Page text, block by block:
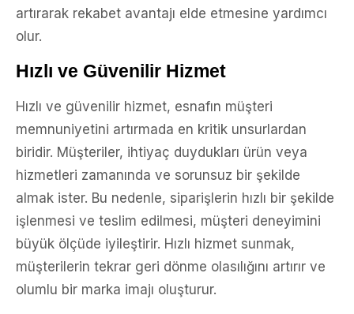
artırarak rekabet avantajı elde etmesine yardımcı
olur.
Hızlı ve Güvenilir Hizmet
Hızlı ve güvenilir hizmet, esnafın müşteri
memnuniyetini artırmada en kritik unsurlardan
biridir. Müşteriler, ihtiyaç duydukları ürün veya
hizmetleri zamanında ve sorunsuz bir şekilde
almak ister. Bu nedenle, siparişlerin hızlı bir şekilde
işlenmesi ve teslim edilmesi, müşteri deneyimini
büyük ölçüde iyileştirir. Hızlı hizmet sunmak,
müşterilerin tekrar geri dönme olasılığını artırır ve
olumlu bir marka imajı oluşturur.